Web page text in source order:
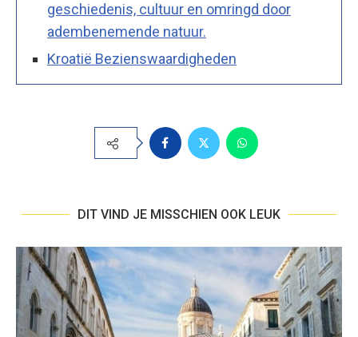
geschiedenis, cultuur en omringd door
adembenemende natuur.
Kroatië Bezienswaardigheden
DIT VIND JE MISSCHIEN OOK LEUK